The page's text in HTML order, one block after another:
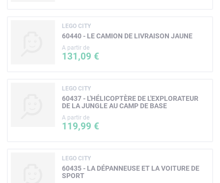
LEGO CITY
60440 - LE CAMION DE LIVRAISON JAUNE
A partir de
131,09 €
LEGO CITY
60437 - L'HÉLICOPTÈRE DE L'EXPLORATEUR
DE LA JUNGLE AU CAMP DE BASE
A partir de
119,99 €
LEGO CITY
60435 - LA DÉPANNEUSE ET LA VOITURE DE
SPORT